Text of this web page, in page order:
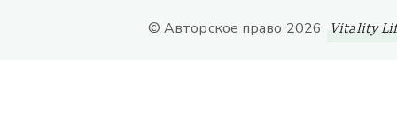
© Авторское право 2026 Vitality